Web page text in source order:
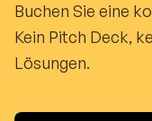
Buchen Sie eine
Kein Pitch Deck,
Lösungen.